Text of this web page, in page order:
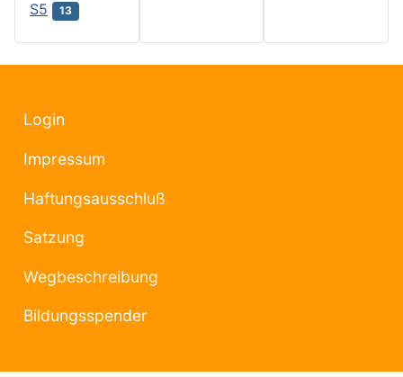
S5 13
Login
Impressum
Haftungsausschluß
Satzung
Wegbeschreibung
Bildungsspender